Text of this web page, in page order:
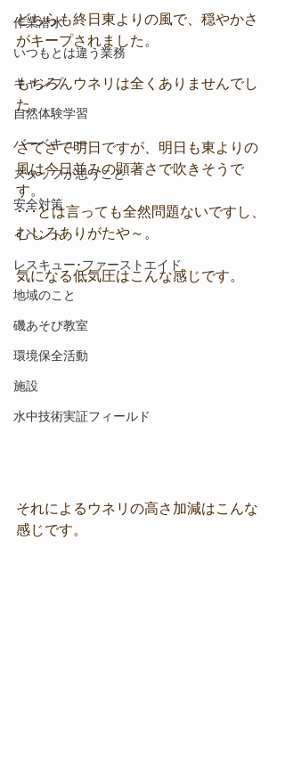
作業潜水
いつもとは違う業務
キャンプ
自然体験学習
バーベキュー
スタッフが思うこと
安全対策
イベント
レスキュー･ファーストエイド
地域のこと
磯あそび教室
環境保全活動
施設
水中技術実証フィールド
どちらも終日東よりの風で、穏やかさ
がキープされました。
もちろんウネリは全くありませんでし
た。
さてさて明日ですが、明日も東よりの
風は今日並みの顕著さで吹きそうで
す。
･･･とは言っても全然問題ないですし、
むしろありがたや～。
気になる低気圧はこんな感じです。
それによるウネリの高さ加減はこんな
感じです。